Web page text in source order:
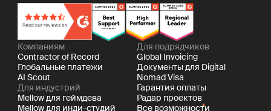
Компаниям
Contractor of Record
Глобальные платежи
AI Scout
Для индустрий
Mellow для геймдева
Mellow для инди-студий
Для подрядчиков
Global Invoicing
Документы для Digital
Nomad Visa
Гарантия оплаты
Радар проектов
Все возможности